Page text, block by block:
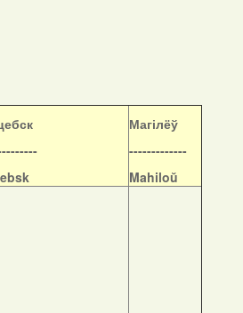
Магілёў
-------------
Mahiloŭ